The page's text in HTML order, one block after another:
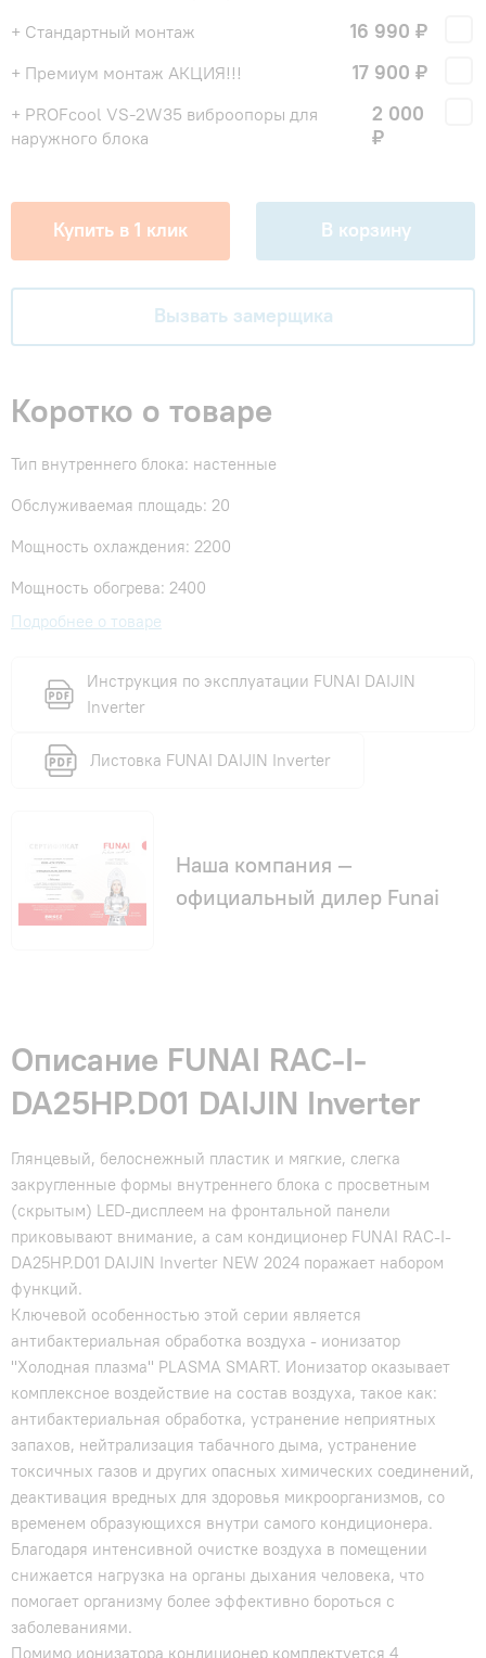
+ Стандартный монтаж 16 990 ₽
+ Премиум монтаж АКЦИЯ!!! 17 900 ₽
+ PROFcool VS-2W35 виброопоры для
наружного блока
2 000
₽
Купить в 1 клик В корзину
Вызвать замерщика
Коротко о товаре
Тип внутреннего блока: настенные
Обслуживаемая площадь: 20
Мощность охлаждения: 2200
Мощность обогрева: 2400
Подробнее о товаре
Инструкция по эксплуатации FUNAI DAIJIN
Inverter
Листовка FUNAI DAIJIN Inverter
Наша компания —
официальный дилер Funai
Описание FUNAI RAC-I-
DA25HP.D01 DAIJIN Inverter
Глянцевый, белоснежный пластик и мягкие, слегка
закругленные формы внутреннего блока с просветным
(скрытым) LED-дисплеем на фронтальной панели
приковывают внимание, а сам кондиционер FUNAI RAC-I-
DA25HP.D01 DAIJIN Inverter NEW 2024 поражает набором
функций.
Ключевой особенностью этой серии является
антибактериальная обработка воздуха - ионизатор
"Холодная плазма" PLASMA SMART. Ионизатор оказывает
комплексное воздействие на состав воздуха, такое как:
антибактериальная обработка, устранение неприятных
запахов, нейтрализация табачного дыма, устранение
токсичных газов и других опасных химических соединений,
деактивация вредных для здоровья микроорганизмов, со
временем образующихся внутри самого кондиционера.
Благодаря интенсивной очистке воздуха в помещении
снижается нагрузка на органы дыхания человека, что
помогает организму более эффективно бороться с
заболеваниями.
Помимо ионизатора кондиционер комплектуется 4